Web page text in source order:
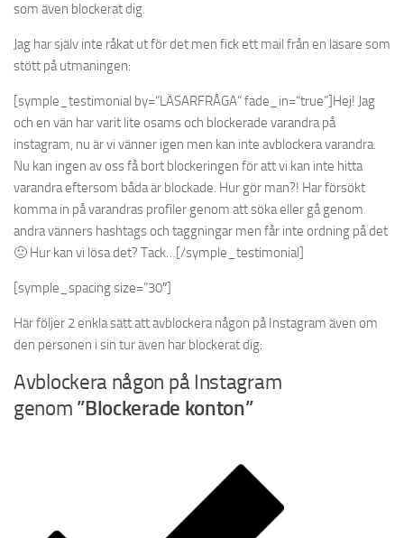
som även blockerat dig.
Jag har själv inte råkat ut för det men fick ett mail från en läsare som
stött på utmaningen:
[symple_testimonial by=”LÄSARFRÅGA” fade_in=”true”]Hej! Jag
och en vän har varit lite osams och blockerade varandra på
instagram, nu är vi vänner igen men kan inte avblockera varandra.
Nu kan ingen av oss få bort blockeringen för att vi kan inte hitta
varandra eftersom båda är blockade. Hur gör man?! Har försökt
komma in på varandras profiler genom att söka eller gå genom
andra vänners hashtags och taggningar men får inte ordning på det
🙁 Hur kan vi lösa det? Tack…[/symple_testimonial]
[symple_spacing size=”30″]
Här följer 2 enkla sätt att avblockera någon på Instagram även om
den personen i sin tur även har blockerat dig:
Avblockera någon på Instagram
genom ”Blockerade konton”